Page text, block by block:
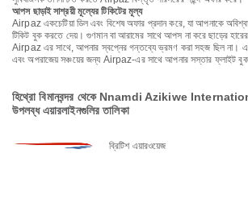
আপস ছাড়াই সাশ্রয়ী মূল্যের টিকিটের মূল্য
Airpaz একচেটিয়া ডিল এবং বিশেষ অফার প্রদান করে, যা আপনাকে
টিকিট বুক করতে দেয়। গুণমান বা আরামের সাথে আপস না করে ছাড়ের
Airpaz এর সাথে, আপনার স্বপ্নের গন্তব্যে ভ্রমণ করা সহজ ছিল না।
এবং অপরাজেয় সঞ্চয়ের জন্য Airpaz-এর সাথে আপনার সস্তার ফ্লাইট
হিথ্রো বিমানবন্দর থেকে Nnamdi Azikiwe
উপলব্ধ এয়ারলাইনগুলির তালিকা
ব্রিটিশ এয়ারওয়েজ